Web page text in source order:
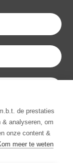
je kan je ook
van
de prestaties
analyseren, om
onze content &
meer te weten